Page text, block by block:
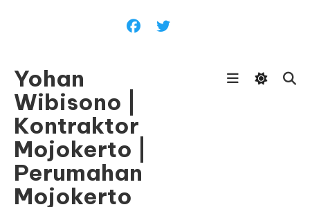
Yohan
Wibisono |
Kontraktor
Mojokerto |
Perumahan
Mojokerto